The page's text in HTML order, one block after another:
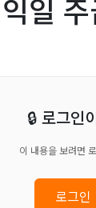
일
🔒 로그인
이 내용을 보려면
로그인